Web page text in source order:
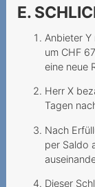
E.
Anbieter
um CHF
eine neue
Herr X
Tagen
Nach
per Saldo
Dieser